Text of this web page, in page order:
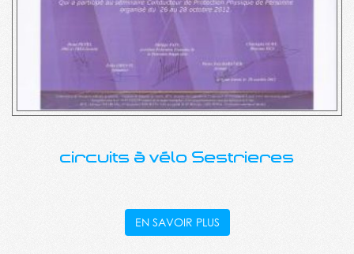
circuits à vélo Sestrieres
EN SAVOIR PLUS